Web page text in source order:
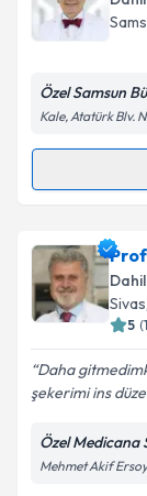
takvim
Metni
Özel Samsun
Kale, Atatürk Blv.
Uzm. Dr.
oluşturun.
takvim
Metni
Sivas
5 (1
Daha
şekerimi ins
Özel Medicana
Mehmet Akif